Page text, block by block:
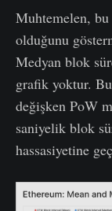
Muhtemelen,
olduğunu
Medyan blok
grafik yoktur.
değişken PoW
saniyelik blok
hassasiyetine